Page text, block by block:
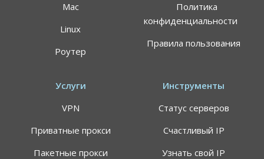
Mac
Linux
Роутер
Политика
конфиденциальности
Правила пользования
Услуги
VPN
Приватные прокси
Пакетные прокси
Инструменты
Статус серверов
Счастливый IP
Узнать свой IP